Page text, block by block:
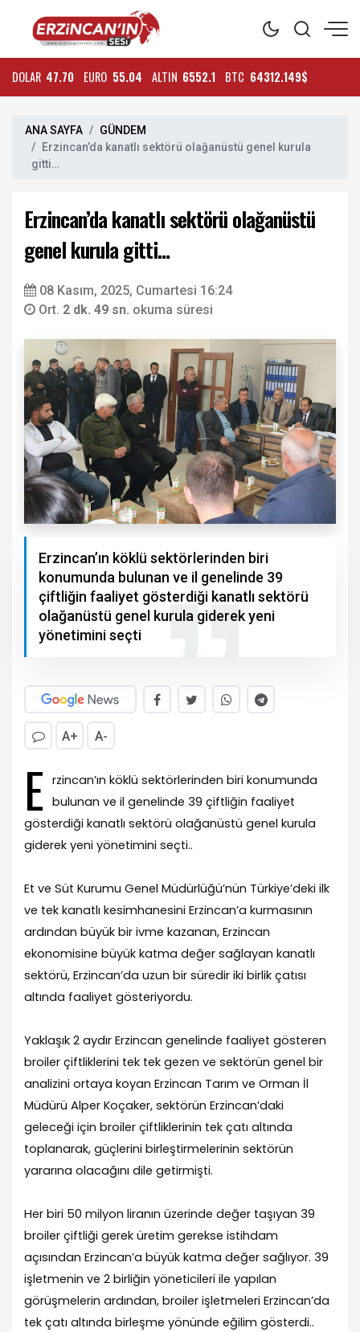
DOLAR 47.70 EURO 55.04 ALTIN 6552.1 BTC 64312.149$
ANA SAYFA
GÜNDEM
Erzincan’da kanatlı sektörü olağanüstü genel kurula
gitti…
Erzincan’da kanatlı sektörü olağanüstü
genel kurula gitti…
08 Kasım, 2025, Cumartesi 16:24
Ort. 2 dk. 49 sn. okuma süresi
Erzincan’ın köklü sektörlerinden biri
konumunda bulunan ve il genelinde 39
çiftliğin faaliyet gösterdiği kanatlı sektörü
olağanüstü genel kurula giderek yeni
yönetimini seçti
A+ A-
E rzincan’ın köklü sektörlerinden biri konumunda
bulunan ve il genelinde 39 çiftliğin faaliyet
gösterdiği kanatlı sektörü olağanüstü genel kurula
giderek yeni yönetimini seçti..
Et ve Süt Kurumu Genel Müdürlüğü’nün Türkiye’deki ilk
ve tek kanatlı kesimhanesini Erzincan’a kurmasının
ardından büyük bir ivme kazanan, Erzincan
ekonomisine büyük katma değer sağlayan kanatlı
sektörü, Erzincan’da uzun bir süredir iki birlik çatısı
altında faaliyet gösteriyordu.
Yaklaşık 2 aydır Erzincan genelinde faaliyet gösteren
broiler çiftliklerini tek tek gezen ve sektörün genel bir
analizini ortaya koyan Erzincan Tarım ve Orman İl
Müdürü Alper Koçaker, sektörün Erzincan’daki
geleceği için broiler çiftliklerinin tek çatı altında
toplanarak, güçlerini birleştirmelerinin sektörün
yararına olacağını dile getirmişti.
Her biri 50 milyon liranın üzerinde değer taşıyan 39
broiler çiftliği gerek üretim gerekse istihdam
açısından Erzincan’a büyük katma değer sağlıyor. 39
işletmenin ve 2 birliğin yöneticileri ile yapılan
görüşmelerin ardından, broiler işletmeleri Erzincan’da
tek çatı altında birleşme yönünde eğilim gösterdi..